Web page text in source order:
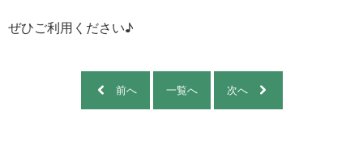
ぜひご利用ください♪
前へ 一覧へ 次へ